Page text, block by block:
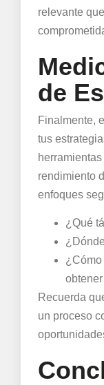
relevante
de
Finalmente,
tus
rendimiento
enfoques
¿Qué
¿Cómo
Recuerda
un proceso